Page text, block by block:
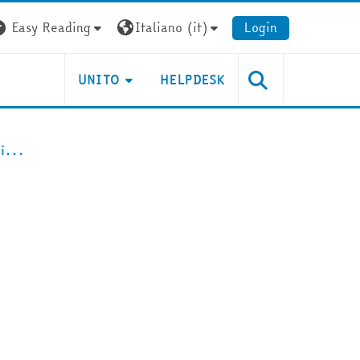
Easy Reading
Italiano ‎(it)‎ Login
UNITO HELPDESK